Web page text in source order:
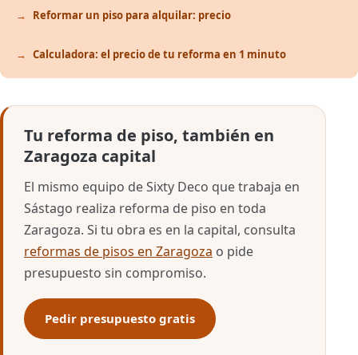
Reformar un piso para alquilar: precio
Calculadora: el precio de tu reforma en 1 minuto
Tu reforma de piso, también en
Zaragoza capital
El mismo equipo de Sixty Deco que trabaja en
Sástago realiza reforma de piso en toda
Zaragoza. Si tu obra es en la capital, consulta
reformas de pisos en Zaragoza o pide
presupuesto sin compromiso.
Pedir presupuesto gratis